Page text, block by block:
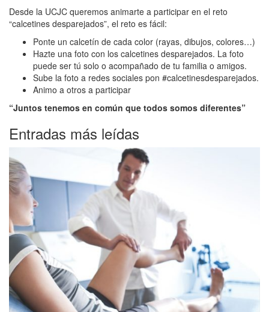
Desde la UCJC queremos animarte a participar en el reto
“calcetines desparejados”, el reto es fácil:
Ponte un calcetín de cada color (rayas, dibujos, colores…)
Hazte una foto con los calcetines desparejados. La foto
puede ser tú solo o acompañado de tu familia o amigos.
Sube la foto a redes sociales pon #calcetinesdesparejados.
Animo a otros a participar
“Juntos tenemos en común que todos somos diferentes”
Entradas más leídas